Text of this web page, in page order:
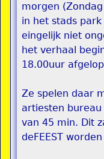
morgen
in het stads park
eingelijk niet
het verhaal
18.00uur
Ze spelen daar
artiesten bureau
van 45 min. Dit
deFEEST